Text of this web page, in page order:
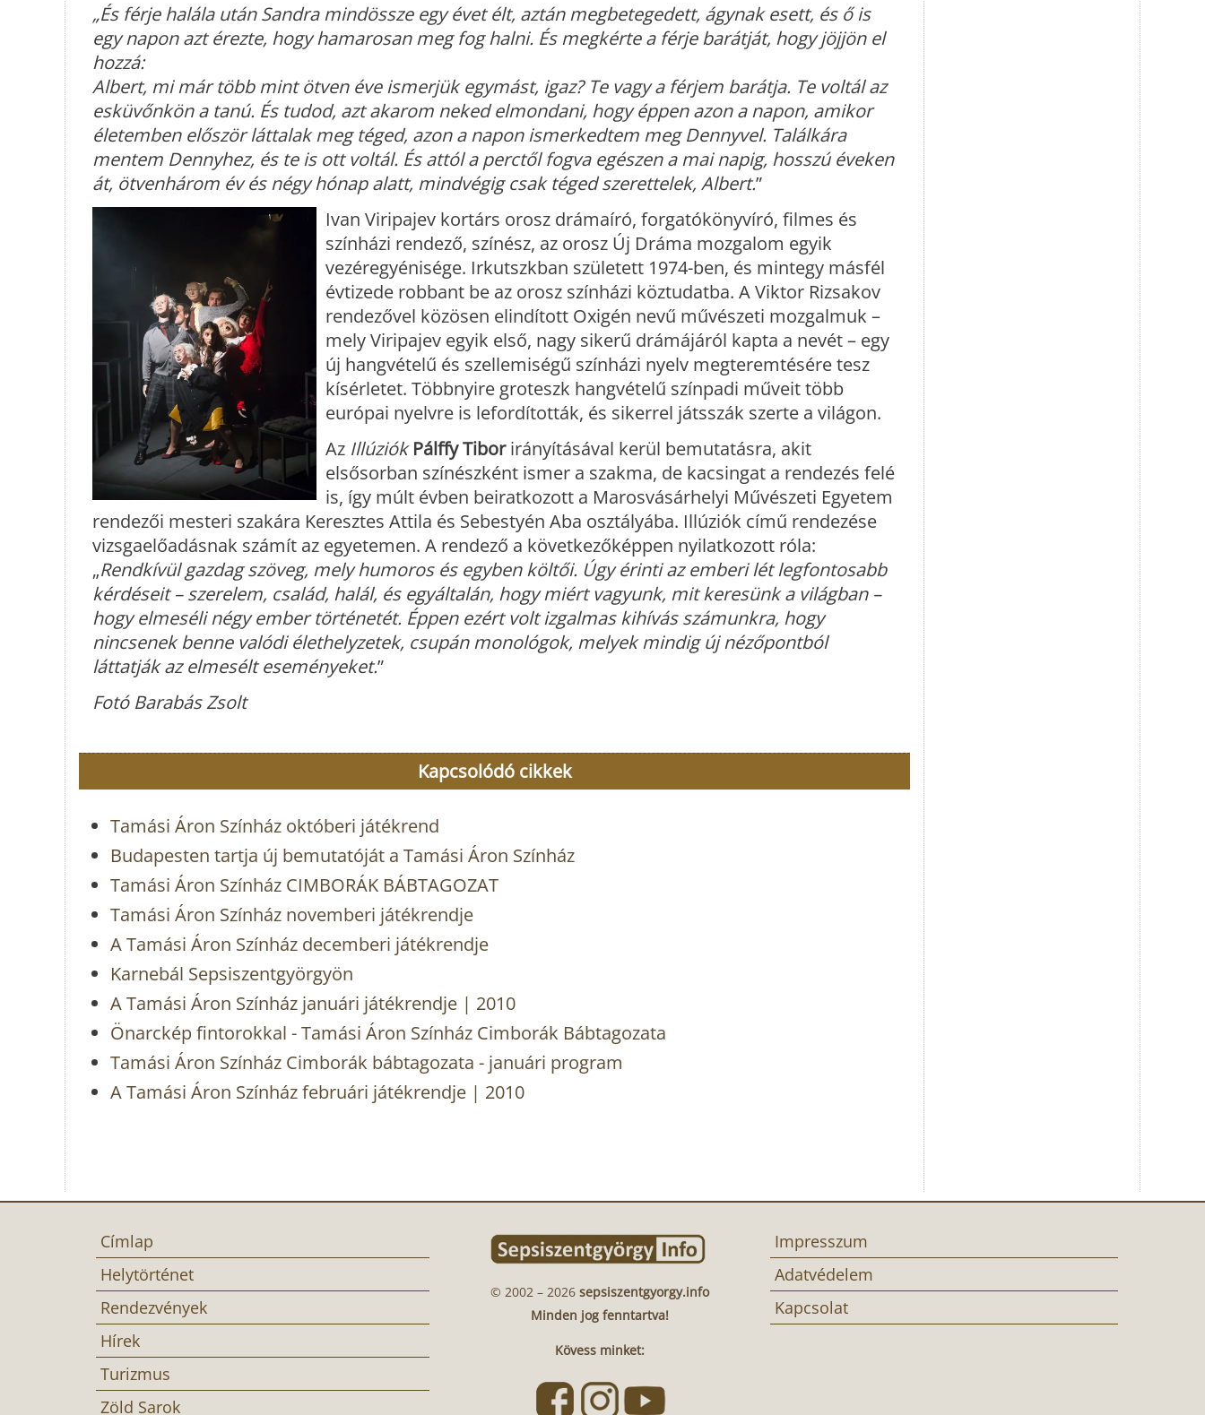
„És férje halála után Sandra mindössze egy évet élt, aztán megbetegedett, ágynak esett, és ő is
egy napon azt érezte, hogy hamarosan meg fog halni. És megkérte a férje barátját, hogy jöjjön el
hozzá:
Albert, mi már több mint ötven éve ismerjük egymást, igaz? Te vagy a férjem barátja. Te voltál az
esküvőnkön a tanú. És tudod, azt akarom neked elmondani, hogy éppen azon a napon, amikor
életemben először láttalak meg téged, azon a napon ismerkedtem meg Dennyvel. Találkára
mentem Dennyhez, és te is ott voltál. És attól a perctől fogva egészen a mai napig, hosszú éveken
át, ötvenhárom év és négy hónap alatt, mindvégig csak téged szerettelek, Albert.”
Ivan Viripajev kortárs orosz drámaíró, forgatókönyvíró, filmes és
színházi rendező, színész, az orosz Új Dráma mozgalom egyik
vezéregyénisége. Irkutszkban született 1974-ben, és mintegy másfél
évtizede robbant be az orosz színházi köztudatba. A Viktor Rizsakov
rendezővel közösen elindított Oxigén nevű művészeti mozgalmuk –
mely Viripajev egyik első, nagy sikerű drámájáról kapta a nevét – egy
új hangvételű és szellemiségű színházi nyelv megteremtésére tesz
kísérletet. Többnyire groteszk hangvételű színpadi műveit több
európai nyelvre is lefordították, és sikerrel játsszák szerte a világon.
Az Illúziók Pálffy Tiborirányításával kerül bemutatásra, akit
elsősorban színészként ismer a szakma, de kacsingat a rendezés felé
is, így múlt évben beiratkozott a Marosvásárhelyi Művészeti Egyetem
rendezői mesteri szakára Keresztes Attila és Sebestyén Aba osztályába. Illúziók című rendezése
vizsgaelőadásnak számít az egyetemen. A rendező a következőképpen nyilatkozott róla:
„Rendkívül gazdag szöveg, mely humoros és egyben költői. Úgy érinti az emberi lét legfontosabb
kérdéseit – szerelem, család, halál, és egyáltalán, hogy miért vagyunk, mit keresünk a világban –
hogy elmeséli négy ember történetét. Éppen ezért volt izgalmas kihívás számunkra, hogy
nincsenek benne valódi élethelyzetek, csupán monológok, melyek mindig új nézőpontból
láttatják az elmesélt eseményeket.”
Fotó Barabás Zsolt
Kapcsolódó cikkek
Tamási Áron Színház októberi játékrend
Budapesten tartja új bemutatóját a Tamási Áron Színház
Tamási Áron Színház CIMBORÁK BÁBTAGOZAT
Tamási Áron Színház novemberi játékrendje
A Tamási Áron Színház decemberi játékrendje
Karnebál Sepsiszentgyörgyön
A Tamási Áron Színház januári játékrendje | 2010
Önarckép fintorokkal - Tamási Áron Színház Cimborák Bábtagozata
Tamási Áron Színház Cimborák bábtagozata - januári program
A Tamási Áron Színház februári játékrendje | 2010
Címlap
Helytörténet
Rendezvények
Hírek
Turizmus
Zöld Sarok
© 2002 – 2026 sepsiszentgyorgy.info
Minden jog fenntartva!
Kövess minket:
Impresszum
Adatvédelem
Kapcsolat